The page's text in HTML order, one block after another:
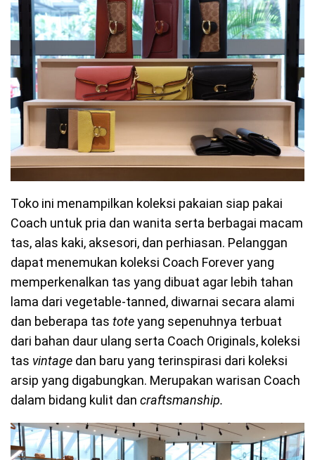
Toko ini menampilkan koleksi pakaian siap pakai
Coach untuk pria dan wanita serta berbagai macam
tas, alas kaki, aksesori, dan perhiasan. Pelanggan
dapat menemukan koleksi Coach Forever yang
memperkenalkan tas yang dibuat agar lebih tahan
lama dari vegetable-tanned, diwarnai secara alami
dan beberapa tas toteyang sepenuhnya terbuat
dari bahan daur ulang serta Coach Originals, koleksi
tas vintage dan baru yang terinspirasi dari koleksi
arsip yang digabungkan. Merupakan warisan Coach
dalam bidang kulit dan craftsmanship.